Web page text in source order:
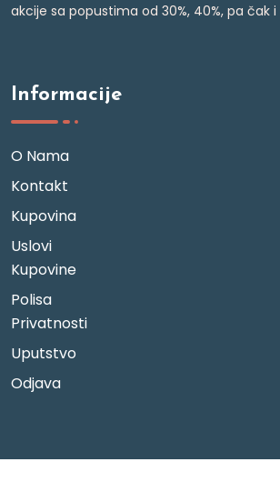
akcije sa popustima od 30%, 40%, pa čak i
Informacije
O Nama
Kontakt
Kupovina
Uslovi
Kupovine
Polisa
Privatnosti
Uputstvo
Odjava